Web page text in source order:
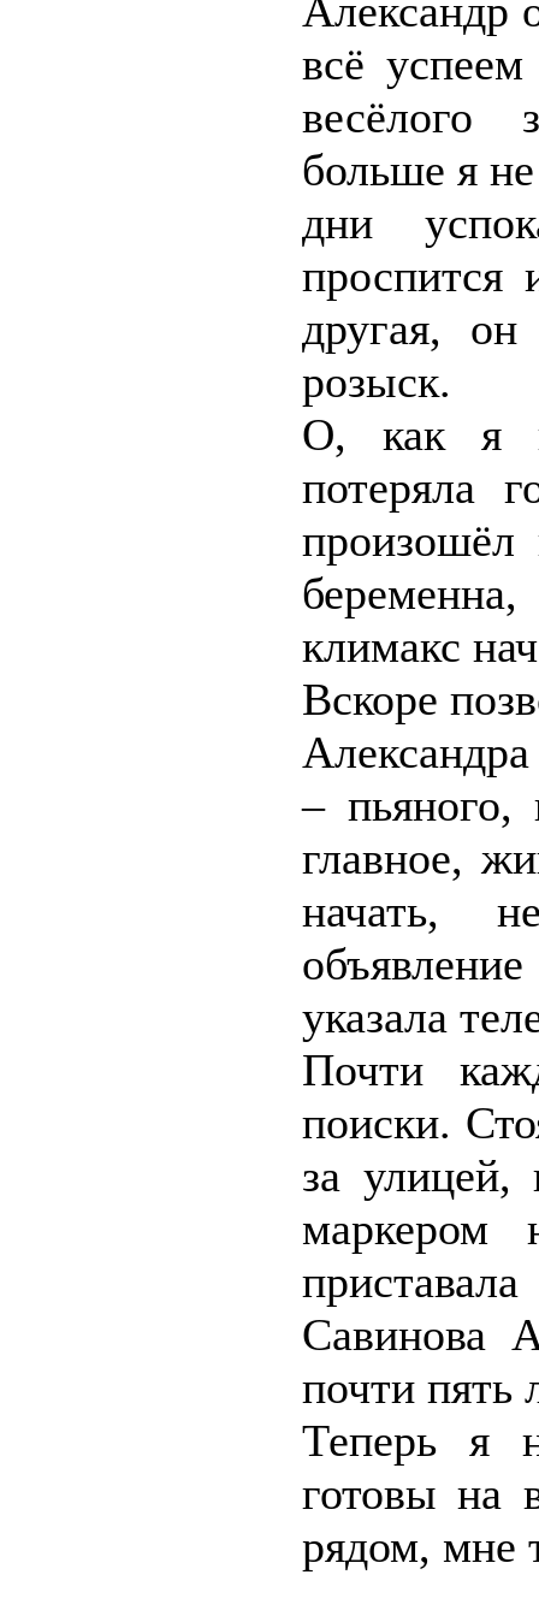
Александр
всё
весёлого
больше я
дни
проспится
другая,
розыск.
О, как я
потеряла
климакс
Вскоре
– пьяного,
главное,
начать,
указала
Почти
поиски.
за улицей,
маркером
Савинова
почти пять
Теперь я
готовы на
рядом, мне